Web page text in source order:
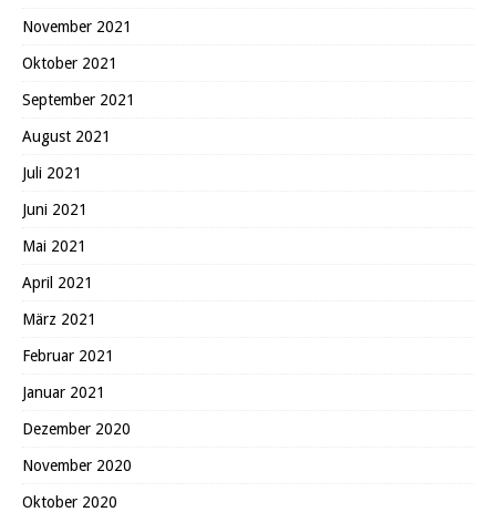
November 2021
Oktober 2021
September 2021
August 2021
Juli 2021
Juni 2021
Mai 2021
April 2021
März 2021
Februar 2021
Januar 2021
Dezember 2020
November 2020
Oktober 2020